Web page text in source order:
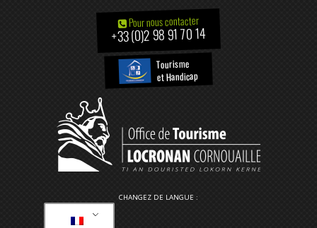
Pour nous contacter
+33 (0)2 98 91 70 14
Tourisme
et Handicap
CHANGEZ DE LANGUE :